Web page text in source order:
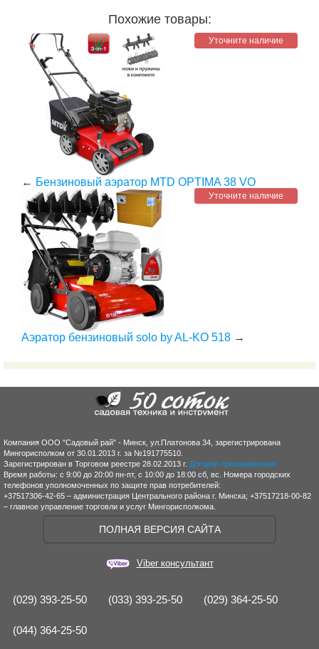
Похожие товары:
Уточните наличие
← Бензиновый аэратор MTD OPTIMA 38 VO
Уточните наличие
Аэратор бензиновый solo by AL-KO 518 →
Компания ООО "Садовый рай" - Минск, ул.Платонова 34, зарегистрирована
Мингорисполком от 30.01.2013 г. за №191775510.
Зарегистрирован в Торговом реестре 28.02.2013 г. Договор присоединения
Время работы: с 9:00 до 20:00 пн-пт, с 10:00 до 18:00 сб, вс. Номера городских
телефонов уполномоченных по защите прав потребителей:
+37517306-42-65 – администрация Центрального района г. Минска; +37517218-00-82
– главное управление торговли и услуг Мингорисполкома.
ПОЛНАЯ ВЕРСИЯ САЙТА
Viber консультант
(029) 393-25-50 (033) 393-25-50 (029) 364-25-50
(044) 364-25-50